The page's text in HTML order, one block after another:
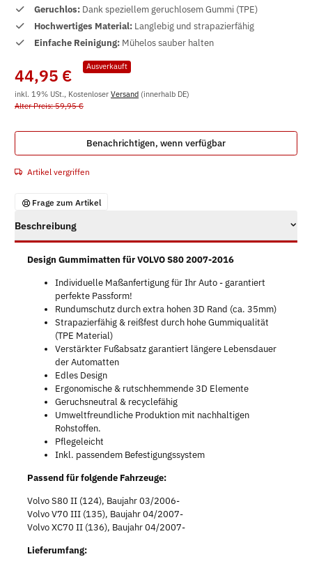
Geruchlos: Dank speziellem geruchlosem Gummi (TPE)
Hochwertiges Material: Langlebig und strapazierfähig
Einfache Reinigung: Mühelos sauber halten
Ausverkauft
44,95 €
inkl. 19% USt., Kostenloser Versand (innerhalb DE)
Alter Preis: 59,95 €
Benachrichtigen, wenn verfügbar
Artikel vergriffen
Frage zum Artikel
Beschreibung
Design Gummimatten für VOLVO S80 2007-2016
Individuelle Maßanfertigung für Ihr Auto - garantiert
perfekte Passform!
Rundumschutz durch extra hohen 3D Rand (ca. 35mm)
Strapazierfähig & reißfest durch hohe Gummiqualität
(TPE Material)
Verstärkter Fußabsatz garantiert längere Lebensdauer
der Automatten
Edles Design
Ergonomische & rutschhemmende 3D Elemente
Geruchsneutral & recyclefähig
Umweltfreundliche Produktion mit nachhaltigen
Rohstoffen.
Pflegeleicht
Inkl. passendem Befestigungssystem
Passend für folgende Fahrzeuge:
Volvo S80 II (124), Baujahr 03/2006-
Volvo V70 III (135), Baujahr 04/2007-
Volvo XC70 II (136), Baujahr 04/2007-
Lieferumfang: